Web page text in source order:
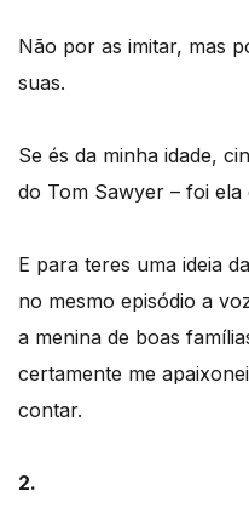
Não por as imitar, mas
suas.
Se és da minha idade,
do Tom Sawyer – foi
E para teres uma ideia
no mesmo episódio a
a menina de boas
certamente me
contar.
2.